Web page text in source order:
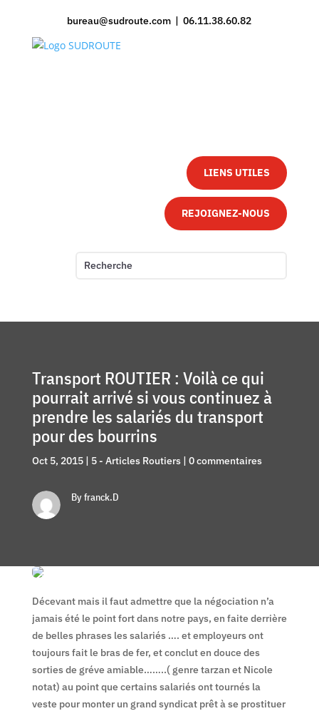
bureau@sudroute.com | 06.11.38.60.82
LIENS UTILES
REJOIGNEZ-NOUS
Transport ROUTIER : Voilà ce qui
pourrait arrivé si vous continuez à
prendre les salariés du transport
pour des bourrins
Oct 5, 2015| 5 - Articles Routiers| 0 commentaires
By franck.D
Décevant mais il faut admettre que la négociation n’a
jamais été le point fort dans notre pays, en faite derrière
de belles phrases les salariés …. et employeurs ont
toujours fait le bras de fer, et conclut en douce des
sorties de gréve amiable……..( genre tarzan et Nicole
notat) au point que certains salariés ont tournés la
veste pour monter un grand syndicat prêt à se prostituer